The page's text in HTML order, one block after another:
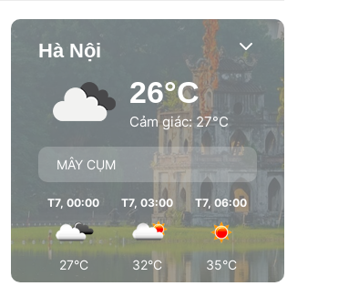
Hà Nội
26°C
Cảm giác: 27°C
MÂY CỤM
T7, 00:00
27°C
T7, 03:00
32°C
T7, 06:00
35°C